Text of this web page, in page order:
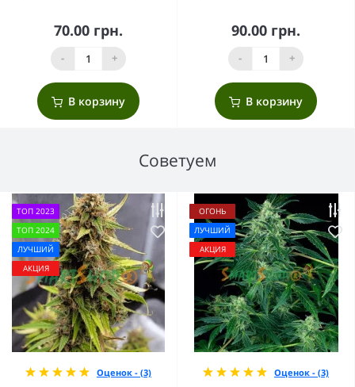
70.00 грн.
- +
В корзину
90.00 грн.
- +
В корзину
Советуем
ТОП 2023
ТОП 2024
ЛУЧШИЙ
АКЦИЯ
Оценок - (3)
ОГОНЬ
ЛУЧШИЙ
АКЦИЯ
Оценок - (3)